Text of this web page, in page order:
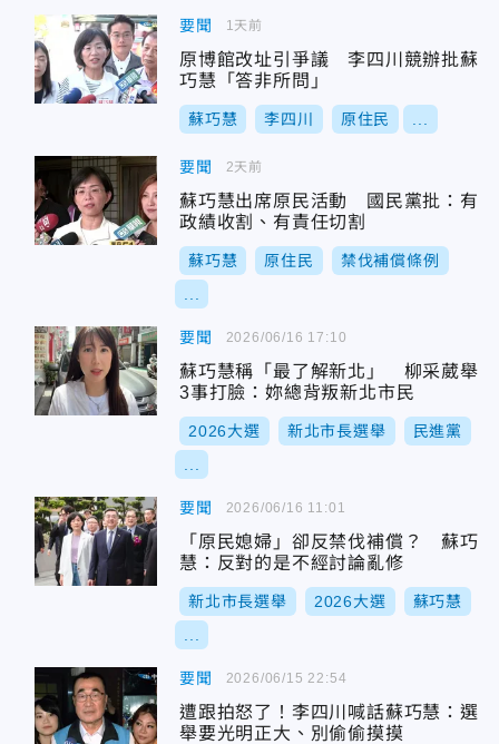
要聞
原博館改址引爭議 李四川競辦批蘇
巧慧「答非所問」
蘇巧慧 李四川 原住民
1天前
要聞
蘇巧慧出席原民活動 國民黨批：有
政績收割、有責任切割
蘇巧慧 原住民 禁伐補償條例
2天前
要聞
蘇巧慧稱「最了解新北」 柳采葳舉
3事打臉：妳總背叛新北市民
2026大選 新北市長選舉 民進黨
2026/06/16 17:10
要聞
「原民媳婦」卻反禁伐補償？ 蘇巧
慧：反對的是不經討論亂修
新北市長選舉 2026大選 蘇巧慧
2026/06/16 11:01
要聞
遭跟拍怒了！李四川喊話蘇巧慧：選
舉要光明正大、別偷偷摸摸
2026/06/15 22:54